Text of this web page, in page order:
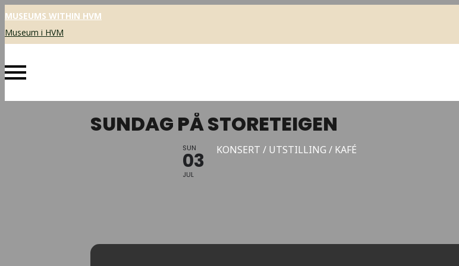
MUSEUMS WITHIN HVM
Museum i HVM
SUNDAG PÅ STORETEIGEN
SUN
03
JUL
KONSERT / UTSTILLING / KAFÉ